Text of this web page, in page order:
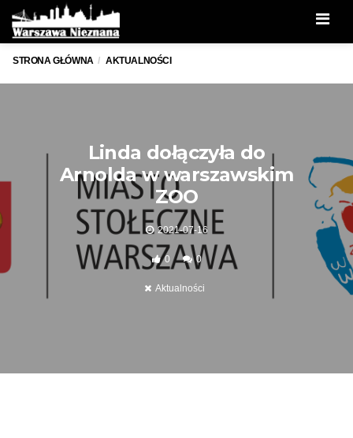
STRONA GŁÓWNA AKTUALNOŚCI
Linda dołączyła do
Arnolda w warszawskim
ZOO
2021-07-16
0 0
Aktualności